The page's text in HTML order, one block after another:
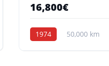
16,800€
1974 50,000 km